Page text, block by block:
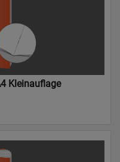
Kleinauflage